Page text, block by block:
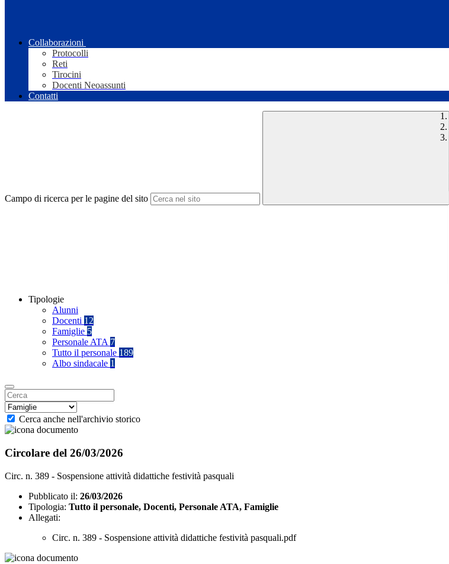
Collaborazioni
Protocolli
Reti
Tirocini
Docenti Neoassunti
Contatti
Campo di ricerca per le pagine del sito
Tipologie
Alunni
Docenti 12
Famiglie 5
Personale ATA 7
Tutto il personale 189
Albo sindacale 1
Cerca anche nell'archivio storico
Circolare del 26/03/2026
Circ. n. 389 - Sospensione attività didattiche festività pasquali
Pubblicato il: 26/03/2026
Tipologia: Tutto il personale, Docenti, Personale ATA, Famiglie
Allegati:
Circ. n. 389 - Sospensione attività didattiche festività pasquali.pdf